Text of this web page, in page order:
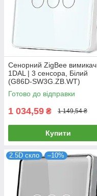
Сенорний ZigBee вимикач
1DAL | 3 сенсора, Білий
(G86D-SW3G.ZB.WT)
Готово до відправки
1 034,59 ₴ 1 149,54 ₴
Купити
2.5D скло –10%